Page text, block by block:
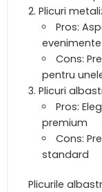
Plicuri
Pros:
Cons:
pentru
Plicuri
Pros:
premium
Cons:
standard
Plicurile